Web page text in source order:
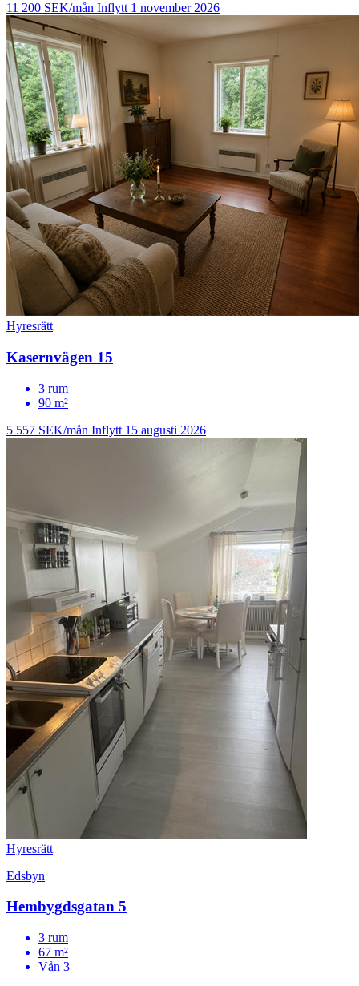
11 200 SEK/mån Inflytt 1 november 2026
Hyresrätt
Kasernvägen 15
3 rum
90 m²
5 557 SEK/mån Inflytt 15 augusti 2026
Hyresrätt
Edsbyn
Hembygdsgatan 5
3 rum
67 m²
Vån 3